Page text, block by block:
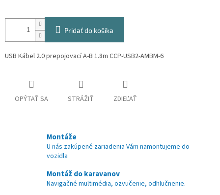
Pridať do košíka
USB Kábel 2.0 prepojovací A-B 1.8m CCP-USB2-AMBM-6
OPÝTAŤ SA STRÁŽIŤ ZDIEĽAŤ
Montáže
U nás zakúpené zariadenia Vám namontujeme do
vozidla
Montáž do karavanov
Navigačné multimédia, ozvučenie, odhlučnenie.